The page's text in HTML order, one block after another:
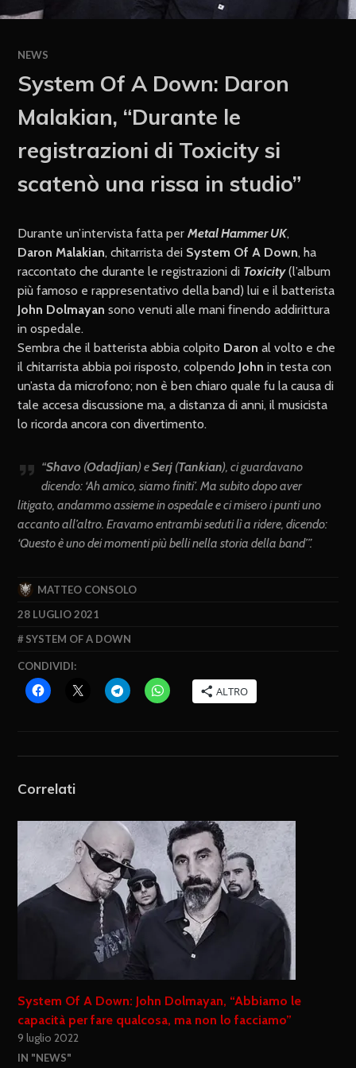
NEWS
System Of A Down: Daron
Malakian, “Durante le
registrazioni di Toxicity si
scatenò una rissa in studio”
Durante un’intervista fatta perMetal Hammer UK,
Daron Malakian, chitarrista dei System Of A Down, ha
raccontato che durante le registrazioni di Toxicity(l’album
più famoso e rappresentativo della band) lui e il batterista
John Dolmayan sono venuti alle mani finendo addirittura
in ospedale.
Sembra che il batterista abbia colpito Daron al volto e che
il chitarrista abbia poi risposto, colpendo John in testa con
un’asta da microfono; non è ben chiaro quale fu la causa di
tale accesa discussione ma, a distanza di anni, il musicista
lo ricorda ancora con divertimento.
“Shavo (Odadjian)eSerj (Tankian), ci guardavano
dicendo: ‘Ah amico, siamo finiti’. Ma subito dopo aver
litigato, andammo assieme in ospedale e ci misero i punti uno
accanto all’altro. Eravamo entrambi seduti lì a ridere, dicendo:
‘Questo è uno dei momenti più belli nella storia della band’”.
MATTEO CONSOLO
28 LUGLIO 2021
SYSTEM OF A DOWN
CONDIVIDI:
ALTRO
Correlati
System Of A Down: John Dolmayan, “Abbiamo le
capacità per fare qualcosa, ma non lo facciamo”
9 luglio 2022
IN "NEWS"